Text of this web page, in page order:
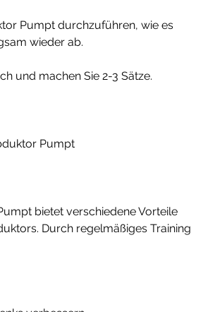
Pumpt durchzuführen, wie es
wieder ab.
und machen Sie 2-3 Sätze.
Pumpt
bietet verschiedene Vorteile
Durch regelmäßiges Training